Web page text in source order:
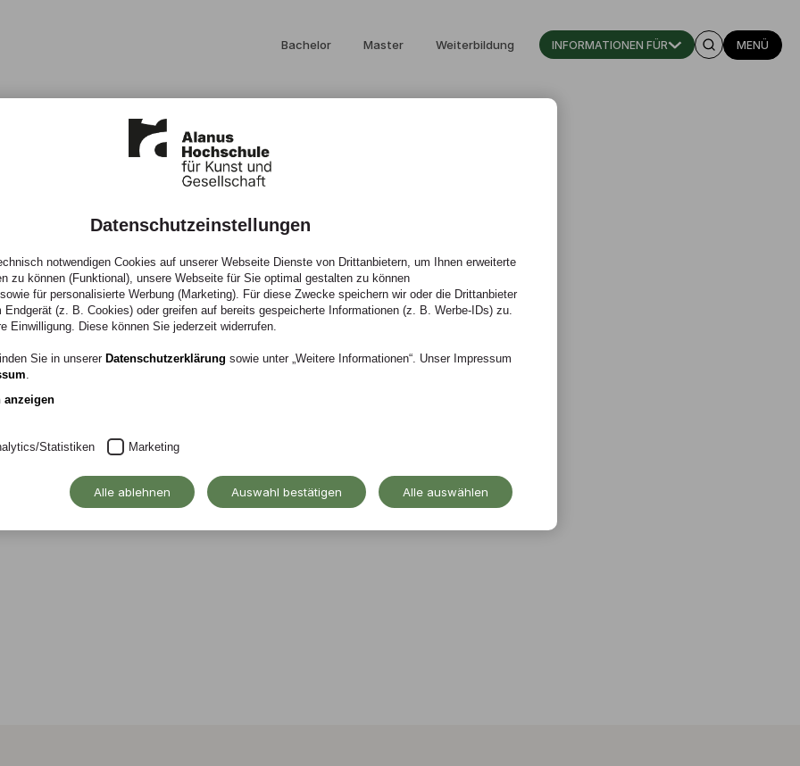
Bachelor Master Weiterbildung INFORMATIONEN FÜR MENÜ
verbringt
in Kairo
im
an der
an
in
Datenschutzeinstellungen
notwendigen Cookies auf unserer Webseite Dienste von Drittanbietern, um Ihnen erweiterte
zu können (Funktional), unsere Webseite für Sie optimal gestalten zu können
für personalisierte Werbung (Marketing). Für diese Zwecke speichern wir oder die Drittanbieter
Endgerät (z. B. Cookies) oder greifen auf bereits gespeicherte Informationen (z. B. Werbe-IDs) zu.
Einwilligung. Diese können Sie jederzeit widerrufen.
Sie in unserer Datenschutzerklärung sowie unter „Weitere Informationen“. Unser Impressum
.
anzeigen
Statistiken Marketing
Alle ablehnen Auswahl bestätigen Alle auswählen